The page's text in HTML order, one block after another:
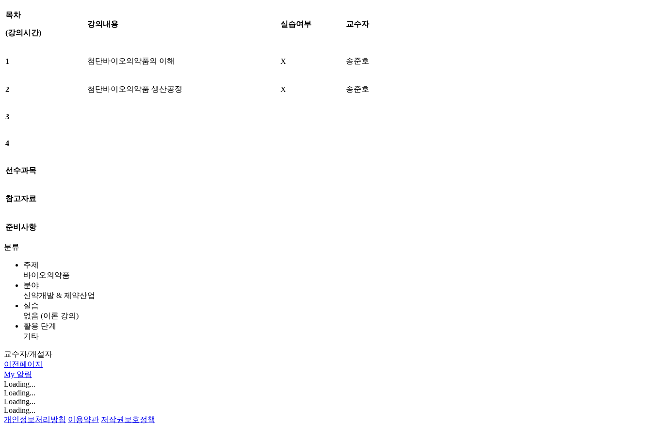
목차
(강의시간)
강의내용 실습여부 교수자
1 첨단바이오의약품의 이해 X 송준호
2 첨단바이오의약품 생산공정 X 송준호
3
4
선수과목
참고자료
준비사항
분류
주제
바이오의약품
분야
신약개발 & 제약산업
실습
없음 (이론 강의)
활용 단계
기타
교수자/개설자
이전페이지
My 알림
Loading...
Loading...
Loading...
Loading...
개인정보처리방침 이용약관 저작권보호정책